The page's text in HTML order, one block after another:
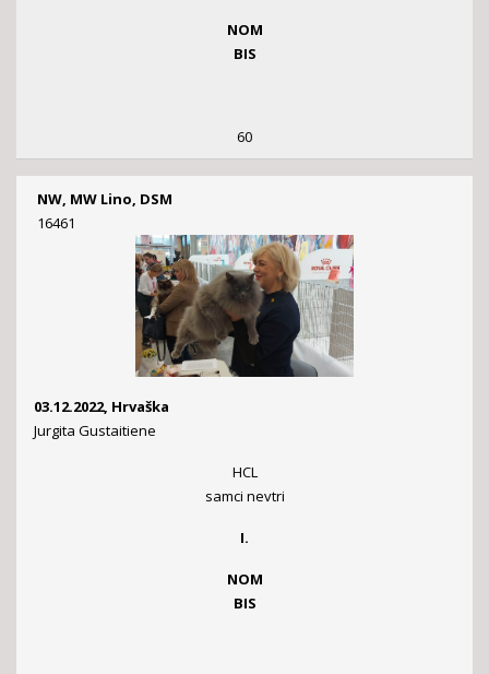
NOM
BIS
60
NW, MW Lino, DSM
16461
03.12.2022, Hrvaška
Jurgita Gustaitiene
HCL
samci nevtri
I.
NOM
BIS